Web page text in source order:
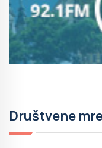
Društvene